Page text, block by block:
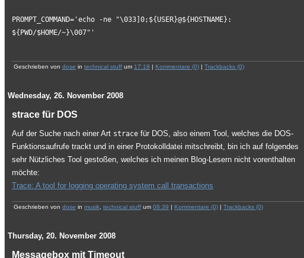
PROMPT_COMMAND='echo -ne "\033]0;${USER}@${HOSTNAME}:
${PWD/$HOME/~}\007"'
Geschrieben von dose in technical stuff um 17:18 | Kommentare (0) | Trackbacks (0)
Wednesday, 26. November 2008
strace für DOS
Auf der Suche nach einer Art strace für DOS, also einem Tool, welches die DOS-
Funktionsaufrufe trackt und in einer Protokolldatei mitschreibt, bin ich auf folgendes
sehr Nützliches Tool gestoßen, welches ich meinen Blog-Lesern nicht vorenthalten
möchte:
Trace: A tool for logging operating system call transactions
Geschrieben von dose in musik technical stuff um 08:39 | Kommentare (0) | Trackbacks (0)
Thursday, 20. November 2008
Messagebox mit Timeout